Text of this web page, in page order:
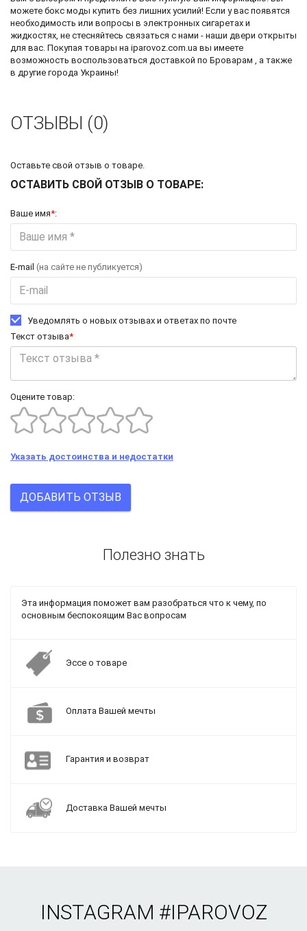
можете бокс моды купить без лишних усилий! Если у вас появятся
необходимость или вопросы в электронных сигаретах и
жидкостях, не стесняйтесь связаться с нами - наши двери открыты
для вас. Покупая товары на iparovoz.com.ua вы имеете
возможность воспользоваться доставкой по Броварам , а также
в другие города Украины!
ОТЗЫВЫ (0)
Оставьте свой отзыв о товаре.
ОСТАВИТЬ СВОЙ ОТЗЫВ О ТОВАРЕ:
Ваше имя*:
E-mail (на сайте не публикуется)
Уведомлять о новых отзывах и ответах по почте
Текст отзыва*
Оцените товар:
Указать достоинства и недостатки
ДОБАВИТЬ ОТЗЫВ
Полезно знать
Эта информация поможет вам разобраться что к чему, по
основным беспокоящим Вас вопросам
Эссе о товаре
Оплата Вашей мечты
Гарантия и возврат
Доставка Вашей мечты
INSTAGRAM #IPAROVOZ